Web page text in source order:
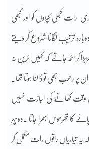
رات کبھی کپڑوں کو اور کبھی
ترتیب لگانا شروع کر دیتے
کر اٹھ جاتے کہ کہیں ٹرین نہ
رعب بھی تو ڈالنا ہوتا تھا۔
وقت کھانے کی اجازت نہیں
کا تھرموس بھرا جاتا ۔دوپہر
تیاریاں راتوں رات مکمل کر